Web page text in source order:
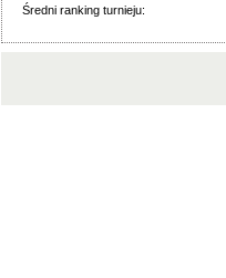
Średni ranking turnieju: